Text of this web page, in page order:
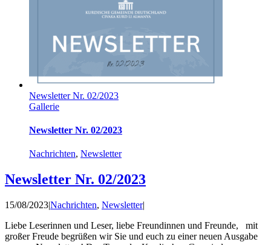
Newsletter Nr. 02/2023
Gallerie
Newsletter Nr. 02/2023
Nachrichten, Newsletter
Newsletter Nr. 02/2023
15/08/2023|Nachrichten, Newsletter|
Liebe Leserinnen und Leser, liebe Freundinnen und Freunde, mit
großer Freude begrüßen wir Sie und euch zu einer neuen Ausgabe